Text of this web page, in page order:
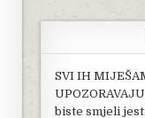
SVI IH
biste smjeli